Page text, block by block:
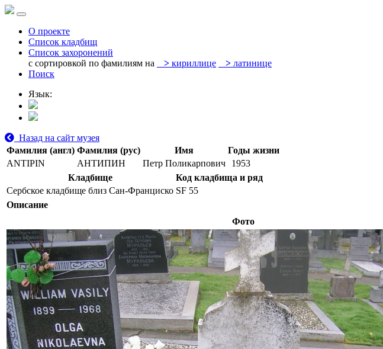
О проекте
Список кладбищ
Список захоронений
с сортировкой по фамилиям на
> кириллице > латинице
Поиск
Язык:
Назад на сайт музея
Фамилия (англ) Фамилия (рус) Имя
Годы жизни
ANTIPIN
АНТИПИН Петр Поликарпович
1953
Кладбище
Код кладбища и ряд
Сербское кладбище близ Сан-Франциско SF 55
Описание
Фото